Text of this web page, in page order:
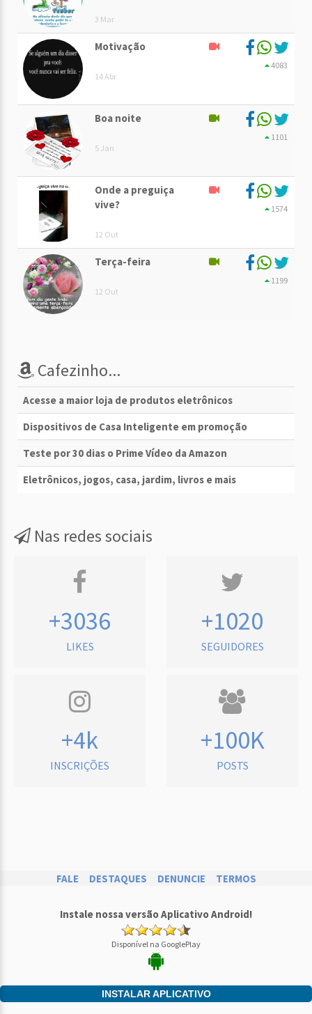
3 Mar
Motivação
14 Abr
4083
Boa noite
5 Jan
1101
Onde a preguiça
vive?
12 Out
1574
Terça-feira
12 Out
1199
Cafezinho...
Acesse a maior loja de produtos eletrônicos
Dispositivos de Casa Inteligente em promoção
Teste por 30 dias o Prime Vídeo da Amazon
Eletrônicos, jogos, casa, jardim, livros e mais
Nas redes sociais
+3036
LIKES
+1020
SEGUIDORES
+4k
INSCRIÇÕES
+100K
POSTS
FALE DESTAQUES DENUNCIE TERMOS
Instale nossa versão Aplicativo Android!
Disponível na GooglePlay
INSTALAR APLICATIVO